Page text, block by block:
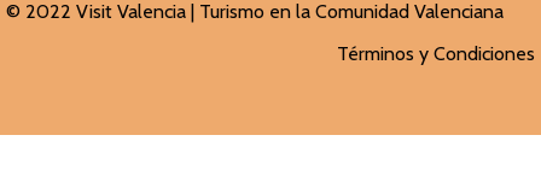
© 2022 Visit Valencia | Turismo en la Comunidad Valenciana
Términos y Condiciones